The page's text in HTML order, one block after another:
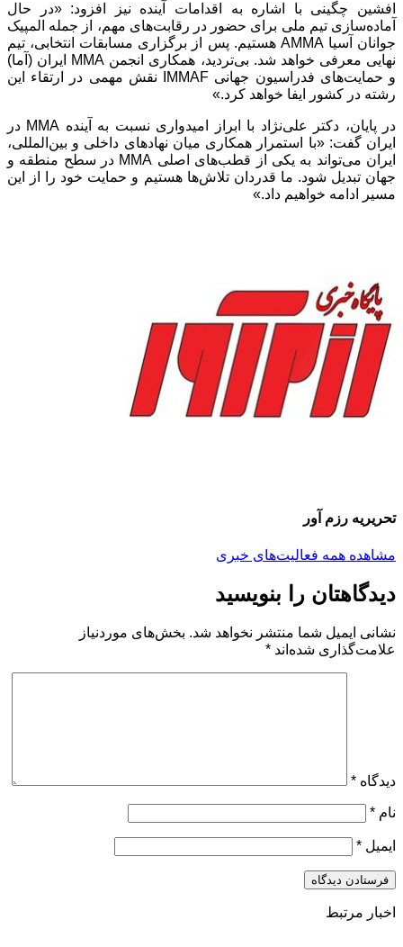
افشین چگینی با اشاره به اقدامات آینده نیز افزود: «در حال
آماده‌سازی تیم ملی برای حضور در رقابت‌های مهم، از جمله المپیک
جوانان آسیا AMMA هستیم. پس از برگزاری مسابقات انتخابی، تیم
نهایی معرفی خواهد شد. بی‌تردید، همکاری انجمن MMA ایران (آما)
و حمایت‌های فدراسیون جهانی IMMAF نقش مهمی در ارتقاء این
رشته در کشور ایفا خواهد کرد.»
در پایان، دکتر علی‌نژاد با ابراز امیدواری نسبت به آینده MMA در
ایران گفت: «با استمرار همکاری میان نهادهای داخلی و بین‌المللی،
ایران می‌تواند به یکی از قطب‌های اصلی MMA در سطح منطقه و
جهان تبدیل شود. ما قدردان تلاش‌ها هستیم و حمایت خود را از این
مسیر ادامه خواهیم داد.»
تحریریه رزم آور
مشاهده همه فعالیت‌های خبری
دیدگاهتان را بنویسید
نشانی ایمیل شما منتشر نخواهد شد. بخش‌های موردنیاز
علامت‌گذاری شده‌اند *
دیدگاه *
نام *
ایمیل *
اخبار مرتبط